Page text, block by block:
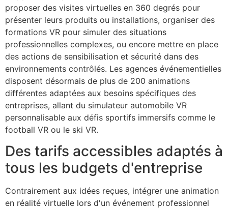
proposer des visites virtuelles en 360 degrés pour
présenter leurs produits ou installations, organiser des
formations VR pour simuler des situations
professionnelles complexes, ou encore mettre en place
des actions de sensibilisation et sécurité dans des
environnements contrôlés. Les agences événementielles
disposent désormais de plus de 200 animations
différentes adaptées aux besoins spécifiques des
entreprises, allant du simulateur automobile VR
personnalisable aux défis sportifs immersifs comme le
football VR ou le ski VR.
Des tarifs accessibles adaptés à
tous les budgets d'entreprise
Contrairement aux idées reçues, intégrer une animation
en réalité virtuelle lors d'un événement professionnel